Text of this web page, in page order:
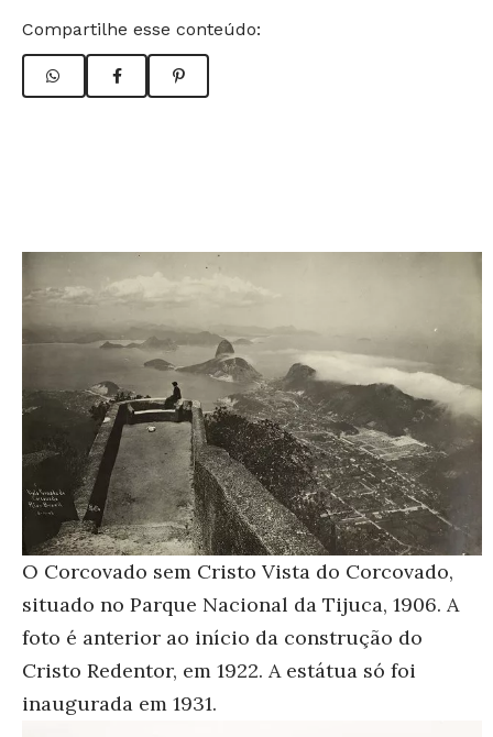
Compartilhe esse conteúdo:
O Corcovado sem Cristo Vista do Corcovado,
situado no Parque Nacional da Tijuca, 1906. A
foto é anterior ao início da construção do
Cristo Redentor, em 1922. A estátua só foi
inaugurada em 1931.